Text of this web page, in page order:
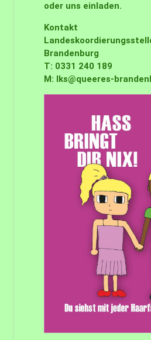
oder uns einladen.
Kontakt
Brandenburg
T: 0331 240 189
M: lks@queeres-